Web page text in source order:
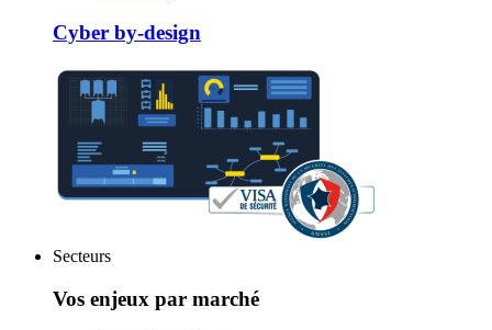
Cyber by-design
Secteurs
Vos enjeux par marché